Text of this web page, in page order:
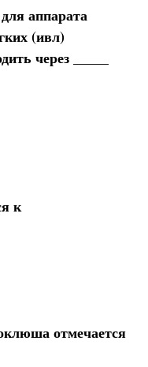
аппарата
(ивл)
через _____
к
отмечается